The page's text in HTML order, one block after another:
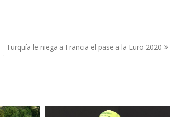
Turquía le niega a Francia el pase a la Euro 2020